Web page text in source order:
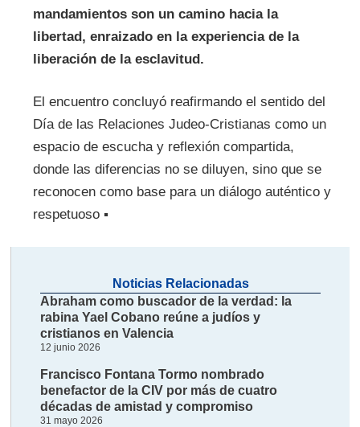
mandamientos son un camino hacia la
libertad, enraizado en la experiencia de la
liberación de la esclavitud.
El encuentro concluyó reafirmando el sentido del
Día de las Relaciones Judeo-Cristianas como un
espacio de escucha y reflexión compartida,
donde las diferencias no se diluyen, sino que se
reconocen como base para un diálogo auténtico y
respetuoso ▪
Noticias Relacionadas
Abraham como buscador de la verdad: la
rabina Yael Cobano reúne a judíos y
cristianos en Valencia
12 junio 2026
Francisco Fontana Tormo nombrado
benefactor de la CIV por más de cuatro
décadas de amistad y compromiso
31 mayo 2026